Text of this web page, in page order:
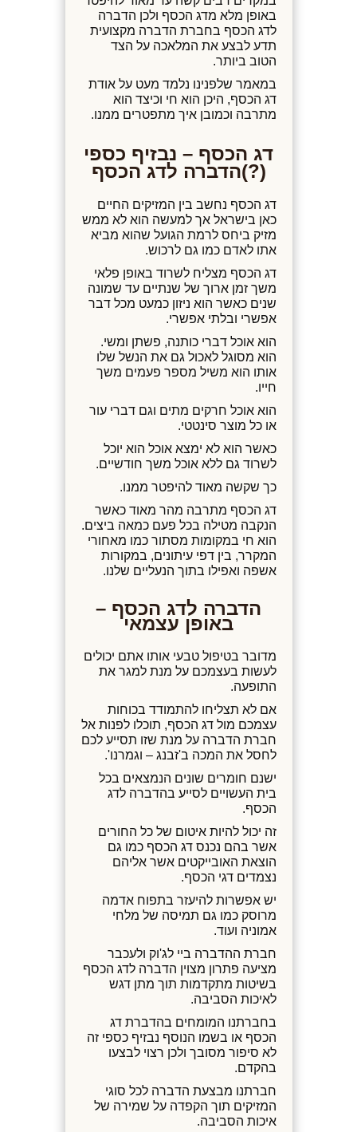
באופן מלא מדג הכסף ולכן הדברה
לדג הכסף בחברת הדברה מקצועית
תדע לבצע את המלאכה על הצד
הטוב ביותר.
במאמר שלפנינו נלמד מעט על אודת
דג הכסף, היכן הוא חי וכיצד הוא
מתרבה וכמובן איך מתפטרים ממנו.
דג הכסף – נבזיף כספי
(?)הדברה לדג הכסף
דג הכסף נחשב בין המזיקים החיים
כאן בישראל אך למעשה הוא לא ממש
מזיק ביחס לרמת הגועל שהוא מביא
אתו לאדם כמו גם לרכוש.
דג הכסף מצליח לשרוד באופן פלאי
משך זמן ארוך של שנתיים עד שמונה
שנים כאשר הוא ניזון כמעט מכל דבר
אפשרי ובלתי אפשרי.
הוא אוכל דברי כותנה, פשתן ומשי.
הוא מסוגל לאכול גם את הנשל שלו
אותו הוא משיל מספר פעמים משך
חייו.
הוא אוכל חרקים מתים וגם דברי עור
או כל מוצר סינטטי.
כאשר הוא לא ימצא אוכל הוא יוכל
לשרוד גם ללא אוכל משך חודשיים.
כך שקשה מאוד להיפטר ממנו.
דג הכסף מתרבה מהר מאוד כאשר
הנקבה מטילה בכל פעם כמאה ביצים.
הוא חי במקומות מסתור כמו מאחורי
המקרר, בין דפי עיתונים, במקורות
אשפה ואפילו בתוך הנעליים שלנו.
הדברה לדג הכסף –
באופן עצמאי
מדובר בטיפול טבעי אותו אתם יכולים
לעשות בעצמכם על מנת למגר את
התופעה.
אם לא תצליחו להתמודד בכוחות
עצמכם מול דג הכסף, תוכלו לפנות אל
חברת הדברה על מנת שזו תסייע לכם
לחסל את המכה ב'זבנג – וגמרנו'.
ישנם חומרים שונים הנמצאים בכל
בית העשויים לסייע בהדברה לדג
הכסף.
זה יכול להיות איטום של כל החורים
אשר בהם נכנס דג הכסף כמו גם
הוצאת האובייקטים אשר אליהם
נצמדים דגי הכסף.
יש אפשרות להיעזר בתפוח אדמה
מרוסק כמו גם תמיסה של מלחי
אמוניה ועוד.
חברת ההדברה ביי לג'וק ולעכבר
מציעה פתרון מצוין הדברה לדג הכסף
בשיטות מתקדמות תוך מתן דגש
לאיכות הסביבה.
בחברתנו המומחים בהדברת דג
הכסף או בשמו הנוסף נבזיף כספי זה
לא סיפור מסובך ולכן רצוי לבצעו
בהקדם.
חברתנו מבצעת הדברה לכל סוגי
המזיקים תוך הקפדה על שמירה של
איכות הסביבה.